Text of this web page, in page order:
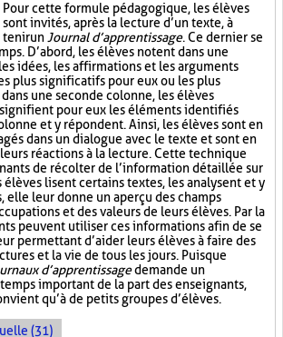
Pour cette formule pédagogique, les élèves
sont invités, après la lecture d’un texte, à
tenir un Journal d’apprentissage. Ce dernier se
D’abord, les élèves notent dans une
idées, les affirmations et les arguments
plus significatifs pour eux ou les plus
une seconde colonne, les élèves
pour eux les éléments identifiés
et y répondent. Ainsi, les élèves sont en
dans un dialogue avec le texte et sont en
leurs réactions à la lecture. Cette technique
de récolter de l’information détaillée sur
élèves lisent certains textes, les analysent et y
elle leur donne un aperçu des champs
et des valeurs de leurs élèves. Par la
peuvent utiliser ces informations afin de se
permettant d’aider leurs élèves à faire des
et la vie de tous les jours. Puisque
d’apprentissagedemande un
important de la part des enseignants,
qu’à de petits groupes d’élèves.
(31)